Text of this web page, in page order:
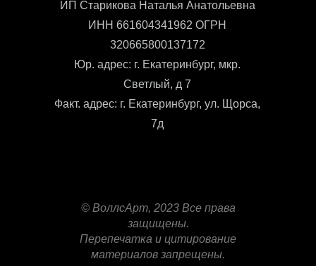
ИП Старикова Наталья Анатольевна
ИНН 661604341962 ОГРН
320665800137172
Юр. адрес: г. Екатеринбург, мкр.
Светлый, д 7
Факт. адрес: г. Екатеринбург, ул. Щорса,
7д
© ВоллсАрт, 2023 Все права
защищены.
Перепечатка и цитирование
материалов запрещены.